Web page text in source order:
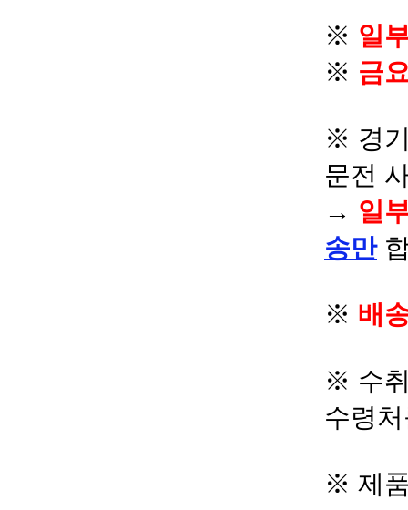
※ 일
※ 금
※ 경
문전
→ 일
송만
※ 배
※ 수
수령
※ 제